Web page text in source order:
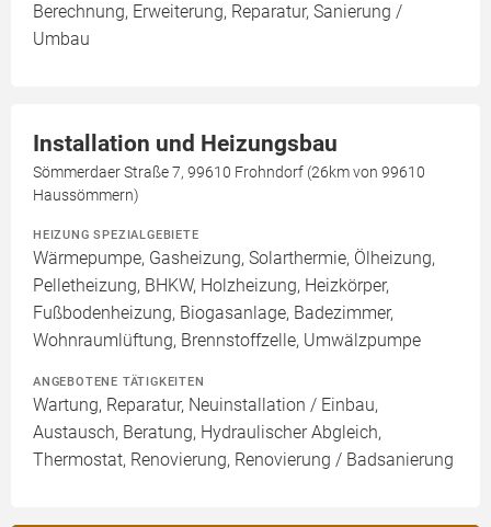
Berechnung, Erweiterung, Reparatur, Sanierung /
Umbau
Installation und Heizungsbau
Sömmerdaer Straße 7, 99610 Frohndorf (26km von 99610
Haussömmern)
HEIZUNG SPEZIALGEBIETE
Wärmepumpe, Gasheizung, Solarthermie, Ölheizung,
Pelletheizung, BHKW, Holzheizung, Heizkörper,
Fußbodenheizung, Biogasanlage, Badezimmer,
Wohnraumlüftung, Brennstoffzelle, Umwälzpumpe
ANGEBOTENE TÄTIGKEITEN
Wartung, Reparatur, Neuinstallation / Einbau,
Austausch, Beratung, Hydraulischer Abgleich,
Thermostat, Renovierung, Renovierung / Badsanierung